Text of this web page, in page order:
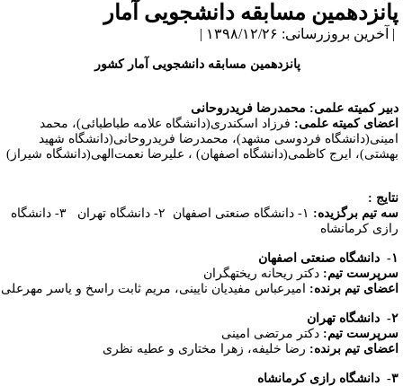
مسابقه دانشجویی آمار
بروزرسانی: ۱۳۹۸/۱۲/۲۶ |
پانزدهمین مسابقه دانشجویی آمار کشور
کمیته علمی: محمدرضا فریدروحانی
کمیته علمی:فرزاد اسکندری(دانشگاه علامه طباطبائی)، محمد
فردوسی مشهد)، محمدرضا فریدروحانی(دانشگاه شهید
ایرج کاظمی(دانشگاه اصفهان) ، علیرضا نعمت‌الهی(دانشگاه شیراز)
:
تیم برگزیده:
۱- دانشگاه صنعتی اصفهان ۲- دانشگاه تهران ۳- دانشگاه
کرمانشاه
دانشگاه صنعتی اصفهان
تیم:دکتر ریحانه ریخته­گران
تیم برنده:امیرعباس مفیدیان ­نایینی، مریم ثابت ­راسخ و یاسر مهرعلی
دانشگاه تهران
تیم:دکتر مرتضی امینی
تیم برنده:رضا خلیفه، زهرا مختاری و عطیه نظری
دانشگاه رازی کرمانشاه